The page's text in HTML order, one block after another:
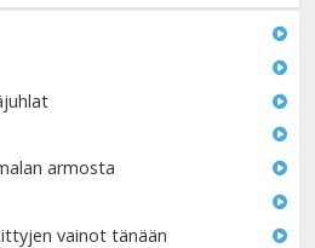
armosta
vainot tänään